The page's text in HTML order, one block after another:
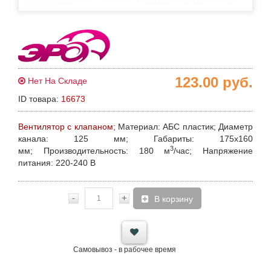
Нет На Складе
ID товара: 16673
123.00 руб.
Вентилятор с клапаном; Материал: АБС пластик; Диаметр
канала: 125 мм; Габариты: 175х160
мм; Производительность: 180 м3/час; Напряжение
питания: 220-240 В
- + В корзину
Самовывоз - в рабочее время